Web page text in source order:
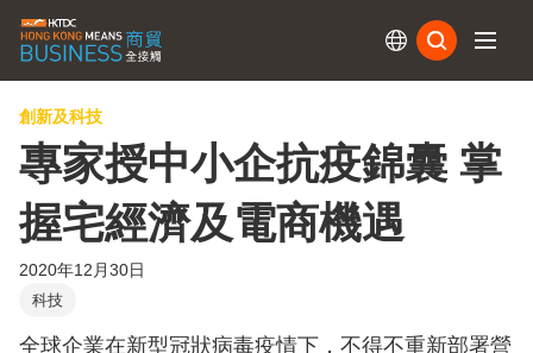
創新及科技
專家授中小企抗疫錦囊 掌
握宅經濟及電商機遇
2020年12月30日
科技
全球企業在新型冠狀病毒疫情下，不得不重新部署營